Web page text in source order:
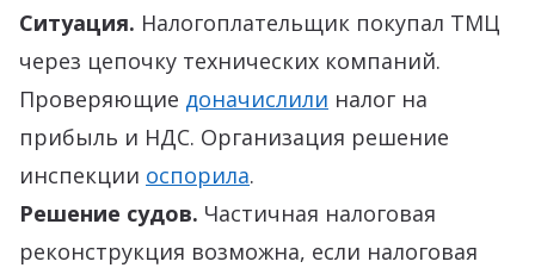
Ситуация. Налогоплательщик покупал ТМЦ
через цепочку технических компаний.
Проверяющие доначислили налог на
прибыль и НДС. Организация решение
инспекции оспорила.
Решение судов. Частичная налоговая
реконструкция возможна, если налоговая